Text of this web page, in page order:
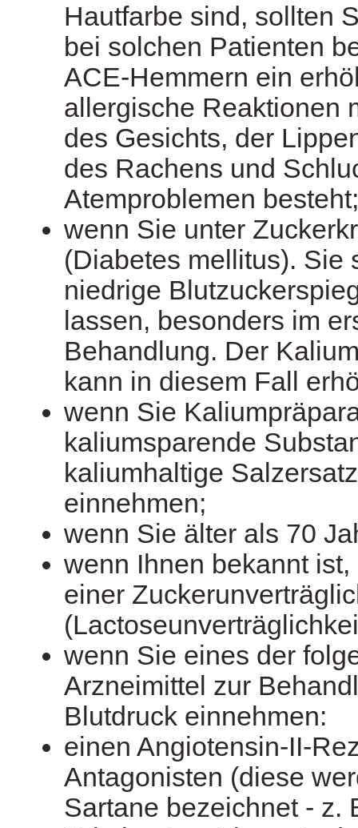
Hautfarbe sind, sollten
bei solchen Patienten
ACE-Hemmern ein
allergische Reaktionen
des Gesichts, der
des Rachens und
Atemproblemen besteht;
wenn Sie unter
(Diabetes mellitus). Sie
niedrige
lassen, besonders im
Behandlung. Der
kann in diesem Fall
wenn Sie
kaliumsparende
kaliumhaltige
einnehmen;
wenn Sie älter als 70
wenn Ihnen bekannt
einer
wenn Sie eines der
Arzneimittel zur
Blutdruck einnehmen:
einen Angiotensin-II-
Antagonisten (diese
Sartane bezeichnet - z.